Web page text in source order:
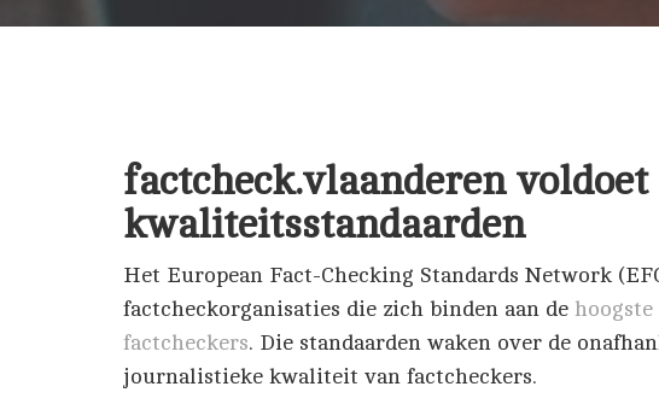
factcheck.vlaanderen voldoet
kwaliteitsstandaarden
Het European Fact-Checking Standards Network
factcheckorganisaties die zich binden aan de
factcheckers. Die standaarden waken over de
journalistieke kwaliteit van factcheckers.